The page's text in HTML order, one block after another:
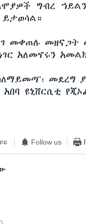
ግብረ
መቀጠሉ መዘናጋት
አለመኖሩን
መደረግ
አበባ ዩኒቨርሲቲ
Follow us